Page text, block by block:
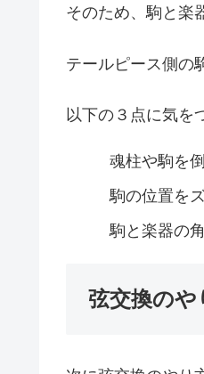
そのため、駒と楽
テールピース側の
以下の３点に気を
魂柱や駒を
駒の位置を
駒と楽器の
弦交換のや